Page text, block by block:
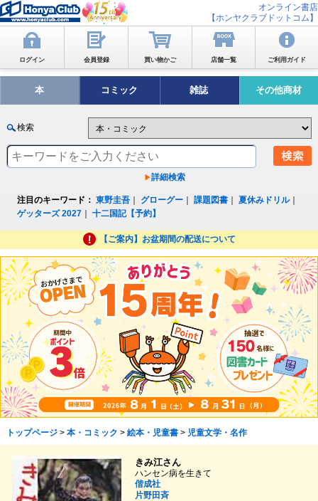
オンライン書店
【ホンヤクラブドットコム】
ログイン 会員登録 買い物かご 店舗一覧 ご利用ガイド
本 コミック 雑誌 その他商材
検索
詳細検索
注目のキーワード： 東野圭吾 グローグー ｜課題図書 ｜夏休みドリル｜
ゲッターズ 2027 ｜十二国記【予約】
【ご案内】お盆期間の配送について
トップページ> 本・コミック > 絵本・児童書> 児童文学・名作
きみ江さん
ハンセン病を生きて
偕成社
片野田斉